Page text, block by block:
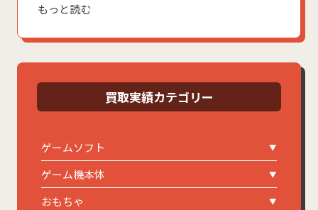
もっと読む
買取実績カテゴリー
ゲームソフト
ゲーム機本体
おもちゃ